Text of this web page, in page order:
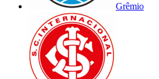
Grêmio